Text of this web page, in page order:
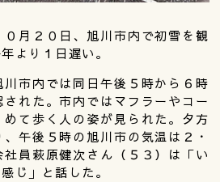
月２０日、旭川市内で初雪を観
より１日遅い。
市内では同日午後５時から６時
れた。市内ではマフラーやコー
て歩く人の姿が見られた。夕方
午後５時の旭川市の気温は２・
員萩原健次さん（５３）は「い
じ」と話した。